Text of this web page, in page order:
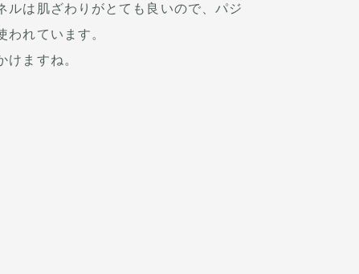
ルは肌ざわりがとても良いので、パジ
われています。
けますね。